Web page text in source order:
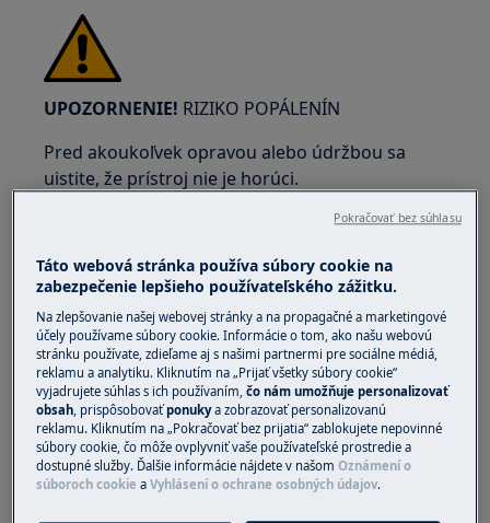
UPOZORNENIE! RIZIKO POPÁLENÍN
Pred akoukoľvek opravou alebo údržbou sa
uistite, že prístroj nie je horúci.
UPOZORNENIE!NEBEZPEČENSTVO UDUSENIA
Malé časti nie sú vhodné pre deti do 3 rokov.
Uchovávajte všetky malé časti a obaly mimo
dosahu detí.
Produkt by mali používať alebo inštalovať iba
dospelí.
Táto webová stránka používa súbory cookie na
zabezpečenie lepšieho používateľského zážitku.
Na zlepšovanie našej webovej stránky a na propagačné a marketingové
účely používame súbory cookie. Informácie o tom, ako našu webovú
stránku používate, zdieľame aj s našimi partnermi pre sociálne médiá,
reklamu a analytiku. Kliknutím na „Prijať všetky súbory cookie“
vyjadrujete súhlas s ich používaním,čo nám umožňuje personalizovať
obsah, prispôsobovaťponukya zobrazovať personalizovanú
reklamu. Kliknutím na „Pokračovať bez prijatia“ zablokujete nepovinné
súbory cookie, čo môže ovplyvniť vaše používateľské prostredie a
dostupné služby. Ďalšie informácie nájdete v našomOznámení o
súboroch cookie aVyhlásení o ochrane osobných údajov.
Pokračovať bez súhlasu